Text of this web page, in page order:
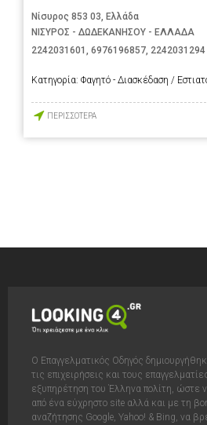
Νίσυρος 853 03, Ελλάδα
ΝΙΣΥΡΟΣ - ΔΩΔΕΚΑΝΗΣΟΥ - ΕΛΛΑΔΑ
2242031601 , 6976196857, 2242031294
Κατηγορία: Φαγητό - Διασκέδαση /
ΠΕΡΙΣΣΟΤΕΡΑ
Ο Επαγγελματικός Οδηγός
τις επιχειρήσεις και τους
εξυπηρέτηση του Έλληνα πολίτη, ώστε
από ένα εύχρηστο site αλλά και με τη
αναζήτησης Google, Yahoo! & Bing, να